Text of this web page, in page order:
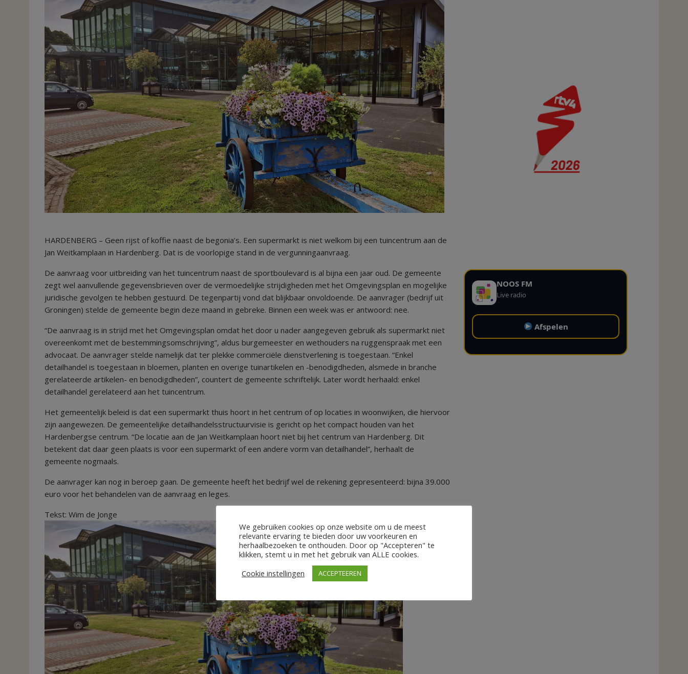
HARDENBERG – Geen rijst of koffie naast de begonia’s. Een supermarkt is niet welkom bij een tuincentrum aan de
Jan Weitkamplaan in Hardenberg. Dat is de voorlopige stand in de vergunningaanvraag.
De aanvraag voor uitbreiding van het tuincentrum naast de sportboulevard is al bijna een jaar oud. De gemeente
zegt wel aanvullende gegevensbrieven over de vermoedelijke strijdigheden met het Omgevingsplan en mogelijke
juridische gevolgen te hebben gestuurd. De tegenpartij vond dat blijkbaar onvoldoende. De aanvrager (bedrijf uit
Groningen) stelde de gemeente begin deze maand in gebreke. Binnen een week was er antwoord: nee.
“De aanvraag is in strijd met het Omgevingsplan omdat het door u nader aangegeven gebruik als supermarkt niet
overeenkomt met de bestemmingsomschrijving”, aldus burgemeester en wethouders na ruggenspraak met een
advocaat. De aanvrager stelde namelijk dat ter plekke commerciële dienstverlening is toegestaan. “Enkel
detailhandel is toegestaan in bloemen, planten en overige tuinartikelen en -benodigdheden, alsmede in branche
gerelateerde artikelen- en benodigdheden”, countert de gemeente schriftelijk. Later wordt herhaald: enkel
detailhandel gerelateerd aan het tuincentrum.
Het gemeentelijk beleid is dat een supermarkt thuis hoort in het centrum of op locaties in woonwijken, die hiervoor
zijn aangewezen. De gemeentelijke detailhandelsstructuurvisie is gericht op het compact houden van het
Hardenbergse centrum. “De locatie aan de Jan Weitkamplaan hoort niet bij het centrum van Hardenberg. Dit
betekent dat daar geen plaats is voor een supermarkt of een andere vorm van detailhandel”, herhaalt de
gemeente nogmaals.
De aanvrager kan nog in beroep gaan. De gemeente heeft het bedrijf wel de rekening gepresenteerd: bijna 39.000
euro voor het behandelen van de aanvraag en leges.
Tekst: Wim de Jonge
NOOS FM
Live radio
Afspelen
We gebruiken cookies op onze website om u de meest
relevante ervaring te bieden door uw voorkeuren en
herhaalbezoeken te onthouden. Door op "Accepteren" te
klikken, stemt u in met het gebruik van ALLE cookies.
Cookie instellingen
ACCEPTEEREN